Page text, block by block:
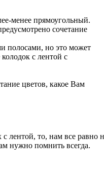
менее прямоугольный.
сочетание
полосами, но это может
с лентой с
цветов, какое Вам
с лентой, то, нам все равно
нужно помнить всегда.